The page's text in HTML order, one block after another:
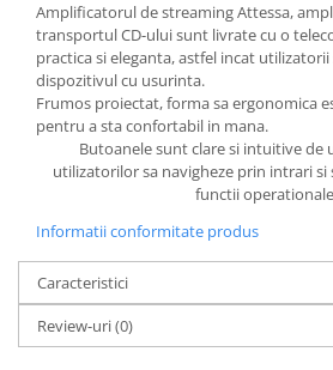
Amplificatorul de streaming Attessa,
transportul CD-ului sunt livrate cu o
practica si eleganta, astfel incat
dispozitivul cu usurinta. ​
Frumos proiectat, forma sa ergonomica
pentru a sta confortabil in mana.
Butoanele sunt clare si intuitive de
utilizatorilor sa navigheze prin intrari si
functii
Informatii conformitate produs
Caracteristici
Review-uri(0)